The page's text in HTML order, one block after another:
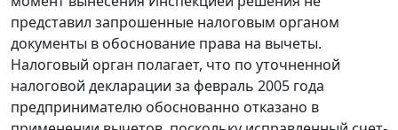
представил запрошенные налоговым органом
документы в обоснование права на вычеты.
Налоговый орган полагает, что по уточненной
налоговой декларации за февраль 2005 года
предпринимателю обоснованно отказано в